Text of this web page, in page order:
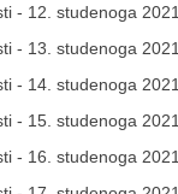
- 12. studenoga 2021.
- 13. studenoga 2021.
- 14. studenoga 2021.
- 15. studenoga 2021.
- 16. studenoga 2021.